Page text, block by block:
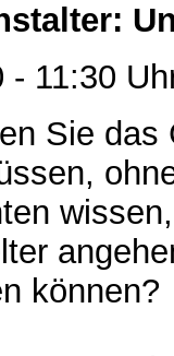
- 11:30
Sie das
können?